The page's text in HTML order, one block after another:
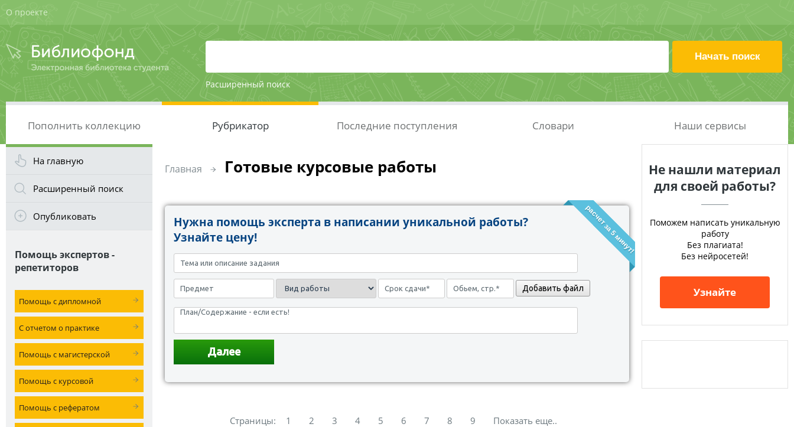
О проекте
Расширенный поиск
Пополнить коллекцию Рубрикатор Последние поступления Словари Наши сервисы
На главную
Расширенный поиск
Опубликовать
Помощь экспертов -
репетиторов
Помощь с дипломной
С отчетом о практике
Помощь с магистерской
Помощь с курсовой
Помощь с рефератом
Главная Готовые курсовые работы
расчет за 5 минут!
Нужна помощь эксперта в написании уникальной работы?
Узнайте цену!
Добавить файл
Страницы: 1 2 3 4 5 6 7 8 9 Показать еще..
Не нашли материал
для своей работы?
Поможем написать уникальную
работу
Без плагиата!
Без нейросетей!
Узнайте